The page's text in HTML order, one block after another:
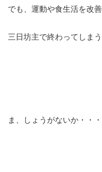
でも、運動や食生活を改善
三日坊主で終わってしまう
ま、しょうがないか・・・